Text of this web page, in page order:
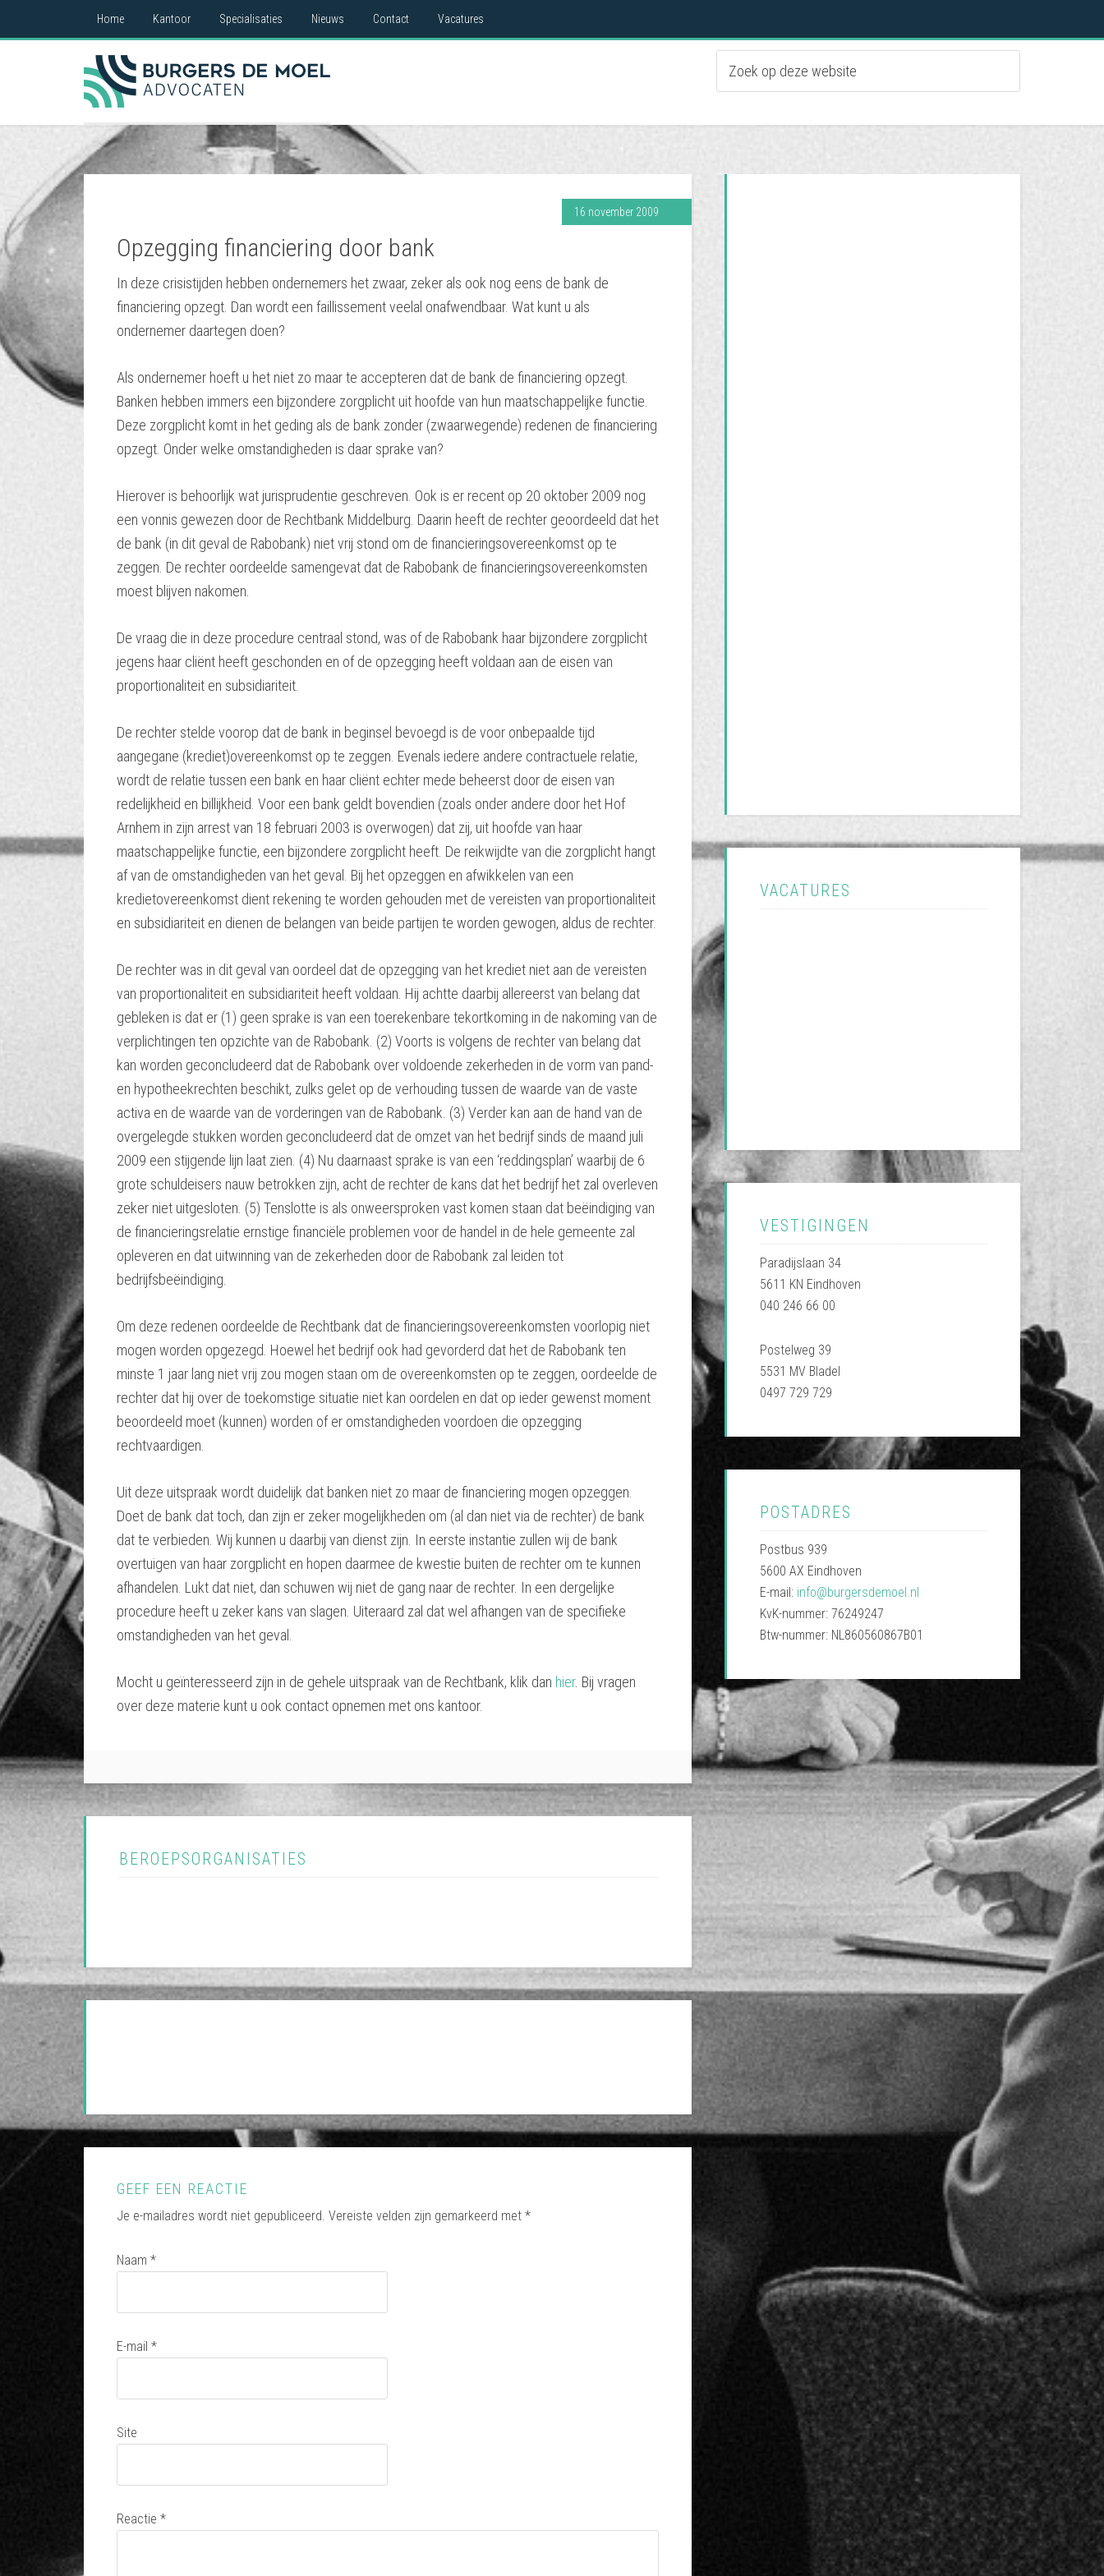
Home Kantoor Specialisaties Nieuws Contact Vacatures
16 november 2009
Opzegging financiering door bank
In deze crisistijden hebben ondernemers het zwaar, zeker als ook nog eens de bank de
financiering opzegt. Dan wordt een faillissement veelal onafwendbaar. Wat kunt u als
ondernemer daartegen doen?
Als ondernemer hoeft u het niet zo maar te accepteren dat de bank de financiering opzegt.
Banken hebben immers een bijzondere zorgplicht uit hoofde van hun maatschappelijke functie.
Deze zorgplicht komt in het geding als de bank zonder (zwaarwegende) redenen de financiering
opzegt. Onder welke omstandigheden is daar sprake van?
Hierover is behoorlijk wat jurisprudentie geschreven. Ook is er recent op 20 oktober 2009 nog
een vonnis gewezen door de Rechtbank Middelburg. Daarin heeft de rechter geoordeeld dat het
de bank (in dit geval de Rabobank) niet vrij stond om de financieringsovereenkomst op te
zeggen. De rechter oordeelde samengevat dat de Rabobank de financieringsovereenkomsten
moest blijven nakomen.
De vraag die in deze procedure centraal stond, was of de Rabobank haar bijzondere zorgplicht
jegens haar cliënt heeft geschonden en of de opzegging heeft voldaan aan de eisen van
proportionaliteit en subsidiariteit.
De rechter stelde voorop dat de bank in beginsel bevoegd is de voor onbepaalde tijd
aangegane (krediet)overeenkomst op te zeggen. Evenals iedere andere contractuele relatie,
wordt de relatie tussen een bank en haar cliënt echter mede beheerst door de eisen van
redelijkheid en billijkheid. Voor een bank geldt bovendien (zoals onder andere door het Hof
Arnhem in zijn arrest van 18 februari 2003 is overwogen) dat zij, uit hoofde van haar
maatschappelijke functie, een bijzondere zorgplicht heeft. De reikwijdte van die zorgplicht hangt
af van de omstandigheden van het geval. Bij het opzeggen en afwikkelen van een
kredietovereenkomst dient rekening te worden gehouden met de vereisten van proportionaliteit
en subsidiariteit en dienen de belangen van beide partijen te worden gewogen, aldus de rechter.
De rechter was in dit geval van oordeel dat de opzegging van het krediet niet aan de vereisten
van proportionaliteit en subsidiariteit heeft voldaan. Hij achtte daarbij allereerst van belang dat
gebleken is dat er (1) geen sprake is van een toerekenbare tekortkoming in de nakoming van de
verplichtingen ten opzichte van de Rabobank. (2) Voorts is volgens de rechter van belang dat
kan worden geconcludeerd dat de Rabobank over voldoende zekerheden in de vorm van pand-
en hypotheekrechten beschikt, zulks gelet op de verhouding tussen de waarde van de vaste
activa en de waarde van de vorderingen van de Rabobank. (3) Verder kan aan de hand van de
overgelegde stukken worden geconcludeerd dat de omzet van het bedrijf sinds de maand juli
2009 een stijgende lijn laat zien. (4) Nu daarnaast sprake is van een ‘reddingsplan’ waarbij de 6
grote schuldeisers nauw betrokken zijn, acht de rechter de kans dat het bedrijf het zal overleven
zeker niet uitgesloten. (5) Tenslotte is als onweersproken vast komen staan dat beëindiging van
de financieringsrelatie ernstige financiële problemen voor de handel in de hele gemeente zal
opleveren en dat uitwinning van de zekerheden door de Rabobank zal leiden tot
bedrijfsbeëindiging.
Om deze redenen oordeelde de Rechtbank dat de financieringsovereenkomsten voorlopig niet
mogen worden opgezegd. Hoewel het bedrijf ook had gevorderd dat het de Rabobank ten
minste 1 jaar lang niet vrij zou mogen staan om de overeenkomsten op te zeggen, oordeelde de
rechter dat hij over de toekomstige situatie niet kan oordelen en dat op ieder gewenst moment
beoordeeld moet (kunnen) worden of er omstandigheden voordoen die opzegging
rechtvaardigen.
Uit deze uitspraak wordt duidelijk dat banken niet zo maar de financiering mogen opzeggen.
Doet de bank dat toch, dan zijn er zeker mogelijkheden om (al dan niet via de rechter) de bank
dat te verbieden. Wij kunnen u daarbij van dienst zijn. In eerste instantie zullen wij de bank
overtuigen van haar zorgplicht en hopen daarmee de kwestie buiten de rechter om te kunnen
afhandelen. Lukt dat niet, dan schuwen wij niet de gang naar de rechter. In een dergelijke
procedure heeft u zeker kans van slagen. Uiteraard zal dat wel afhangen van de specifieke
omstandigheden van het geval.
Mocht u geïnteresseerd zijn in de gehele uitspraak van de Rechtbank, klik dan hier. Bij vragen
over deze materie kunt u ook contact opnemen met ons kantoor.
BEROEPSORGANISATIES
GEEF EEN REACTIE
Je e-mailadres wordt niet gepubliceerd. Vereiste velden zijn gemarkeerd met *
Naam *
E-mail *
Site
Reactie *
VACATURES
VESTIGINGEN
Paradijslaan 34
5611 KN Eindhoven
040 246 66 00
Postelweg 39
5531 MV Bladel
0497 729 729
POSTADRES
Postbus 939
5600 AX Eindhoven
E-mail: info@burgersdemoel.nl
KvK-nummer: 76249247
Btw-nummer: NL860560867B01